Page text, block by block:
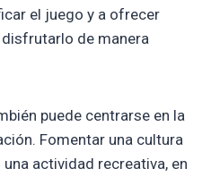
el juego y a ofrecer
de manera
puede centrarse en la
Fomentar una cultura
actividad recreativa, en